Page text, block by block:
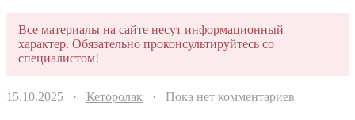
Все материалы на сайте несут информационный
характер. Обязательно проконсультируйтесь со
специалистом!
15.10.2025 · Кеторолак · Пока нет комментариев